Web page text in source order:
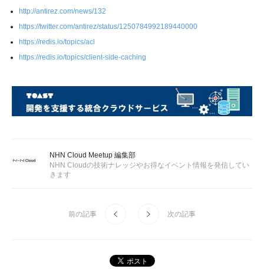
http://antirez.com/news/132
https://twitter.com/antirez/status/1250784992189440000
https://redis.io/topics/acl
https://redis.io/topics/client-side-caching
NHN Cloud Meetup 編集部
NHN Cloudの技術ナレッジやお得なイベント情報を発信してい
きます
前の記事 次の記事